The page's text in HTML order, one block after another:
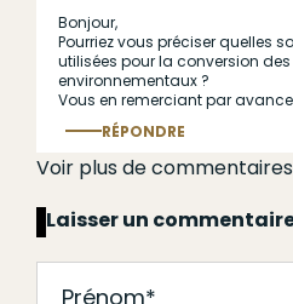
J'accepte lesconditions
Bonjour,
Pourriez vous préciser quelles
utilisées pour la conversion
environnementaux ?
Vous en remerciant par avance
Répondreau
RÉPONDRE
Voir plus de commentaires
Laisser un